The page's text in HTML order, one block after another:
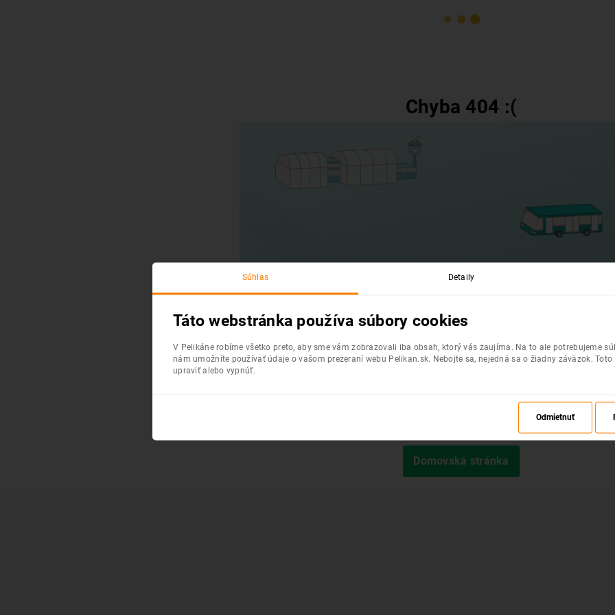
Chyba 404 :(
Domovská stránka
Súhlas Detaily
Táto webstránka používa súbory cookies
V Pelikáne robíme všetko preto, aby sme vám zobrazovali iba obsah, ktorý vás zaujíma. Na to ale potrebujeme
nám umožníte používať údaje o vašom prezeraní webu Pelikan.sk. Nebojte sa, nejedná sa o žiadny záväzok.
upraviť alebo vypnúť.
Odmietnuť